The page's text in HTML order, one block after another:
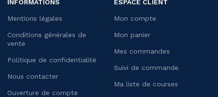
INFORMATIONS
Mentions légales
Conditions générales de
vente
Politique de confidentialité
Nous contacter
Ouverture de compte
ESPACE CLIENT
Mon compte
Mon panier
Mes commandes
Suivi de commande
Ma liste de courses